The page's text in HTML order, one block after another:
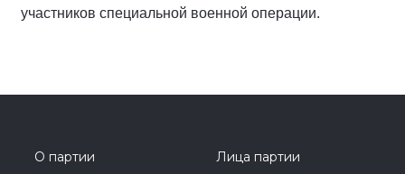
участников специальной военной операции.
О партии
Лица партии